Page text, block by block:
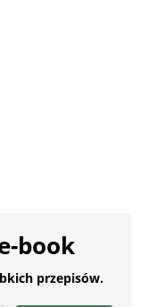
book
przepisów.